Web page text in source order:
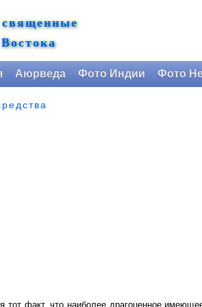
Аюрведа Фото Индии Фото
тот факт, что наиболее драгоценное